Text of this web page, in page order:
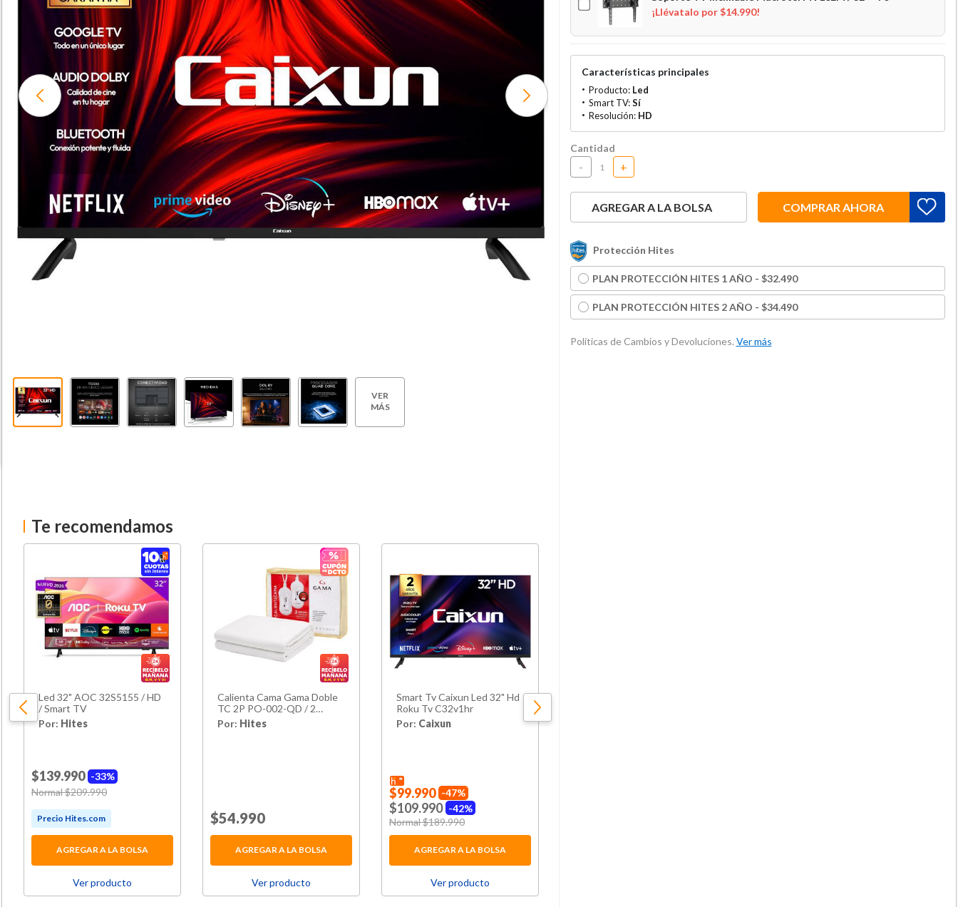
VER
MÁS
Te recomendamos
Led 32" AOC 32S5155 / HD
/ Smart TV
Por: Hites
33%
$139.990
Price reduced from
Normal $209.990
AGREGAR A LA BOLSA
Ver producto
Calienta Cama Gama Doble
TC 2P PO-002-QD / 2
Plazas
Por: Hites
Price reduced from
$54.990
AGREGAR A LA BOLSA
Ver producto
Smart Tv Caixun Led 32" Hd
Roku Tv C32v1hr
Por: Caixun
47%
$99.990
42%
$109.990
Price reduced from
Normal $189.990
AGREGAR A LA BOLSA
Ver producto
¡Llévatalo por $14.990!
Características principales
Producto: Led
Smart TV:Sí
Resolución: HD
Cantidad
- +
AGREGAR A LA BOLSA COMPRAR AHORA
Protección Hites
PLAN PROTECCIÓN HITES 1 AÑO - $32.490
PLAN PROTECCIÓN HITES 2 AÑO - $34.490
Políticas de Cambios y Devoluciones. Ver más